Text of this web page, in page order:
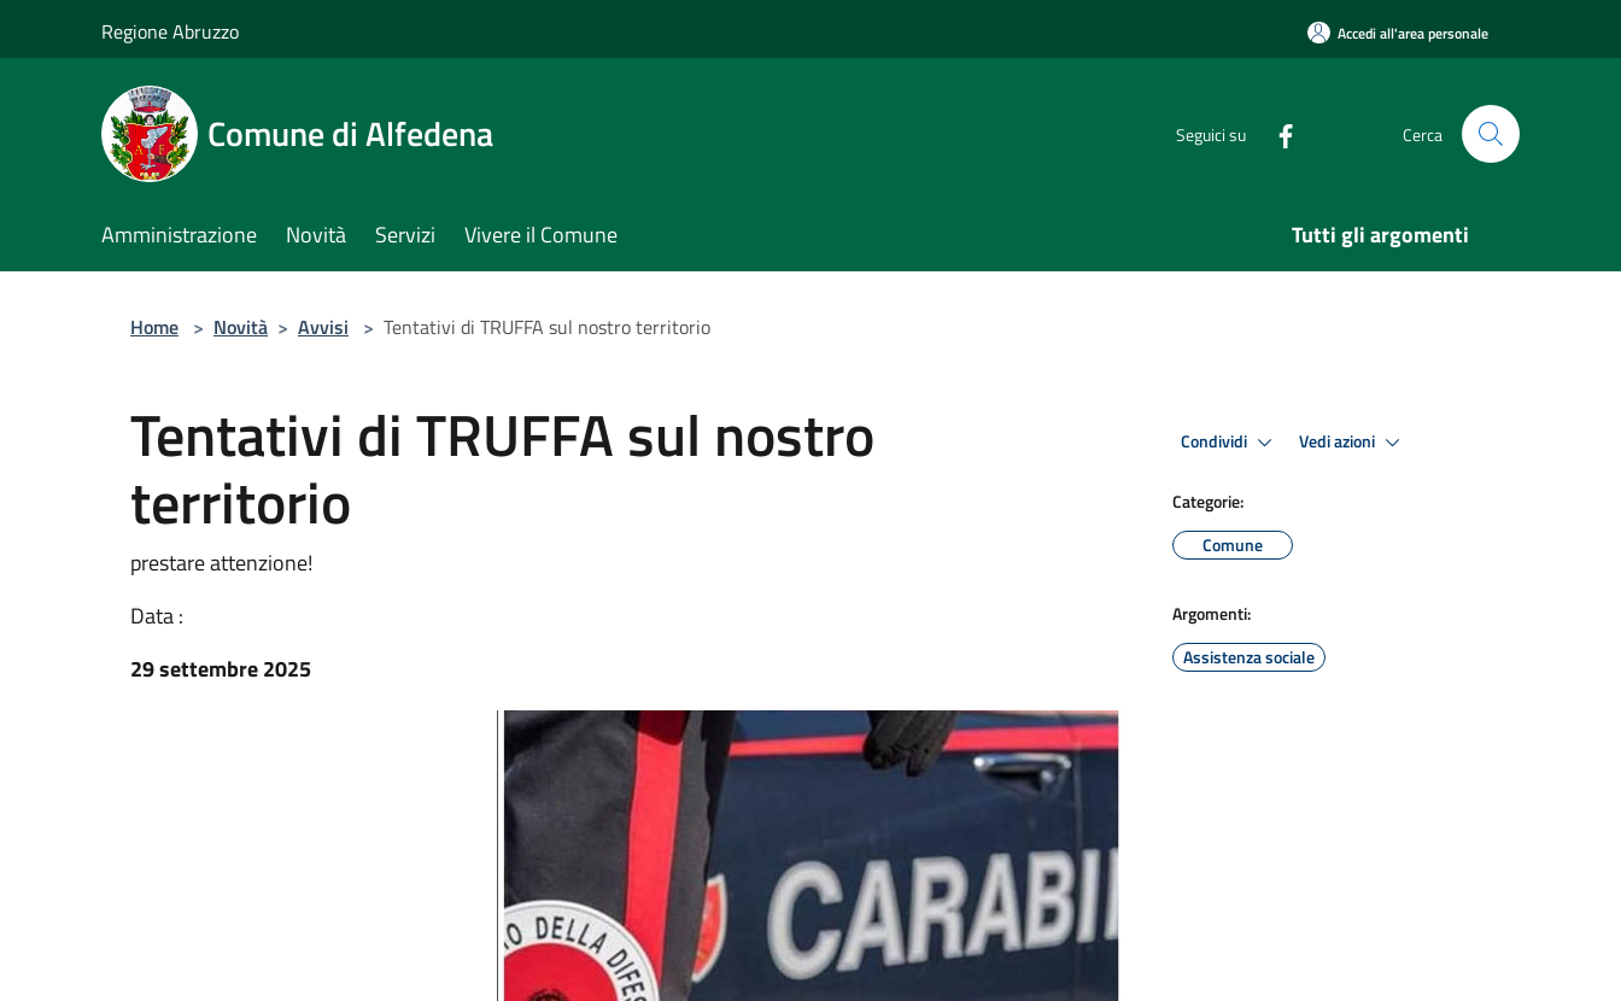
Regione Abruzzo Accedi all'area personale
Comune di Alfedena Seguici su Cerca
Amministrazione Novità Servizi Vivere il Comune Tutti gli argomenti
Home > Novità > Avvisi > Tentativi di TRUFFA sul nostro territorio
Tentativi di TRUFFA sul nostro
territorio
prestare attenzione!
Data :
29 settembre 2025
Condividi Vedi azioni
Categorie:
Comune
Argomenti:
Assistenza sociale